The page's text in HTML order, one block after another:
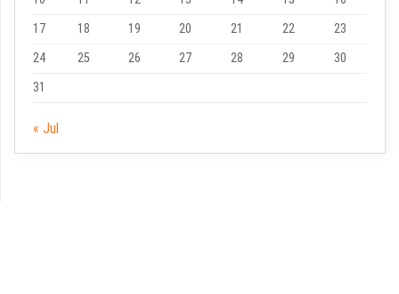
17
18 19 20 21 22
23
24
25 26 27 28 29
30
31
« Jul